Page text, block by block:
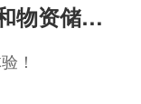
物资储备
！